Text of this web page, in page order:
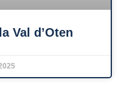
Val d’Oten